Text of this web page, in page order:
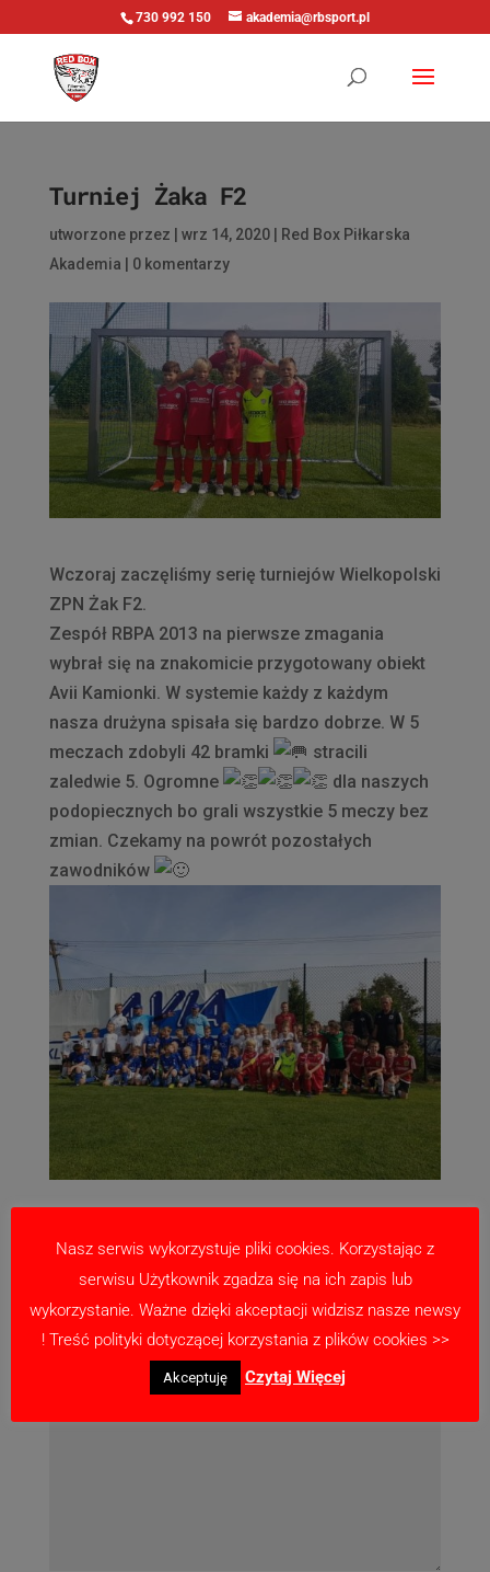
730 992 150 akademia@rbsport.pl
Turniej Żaka F2
utworzone przez wrz 14, 2020|
Red Box Piłkarska
Akademia
0 komentarzy
Wczoraj zaczęliśmy serię turniejów Wielkopolski
ZPN Żak F2.
Zespół RBPA 2013 na pierwsze zmagania
wybrał się na znakomicie przygotowany obiekt
Avii Kamionki. W systemie każdy z każdym
nasza drużyna spisała się bardzo dobrze. W 5
meczach zdobyli 42 bramki
stracili
zaledwie 5. Ogromne
dla naszych
podopiecznych bo grali wszystkie 5 meczy bez
zmian. Czekamy na powrót pozostałych
zawodników
Prześlij komentarz
Twój adres email nie zostanie opublikowany.
Wymagane pola są oznaczone
Nasz serwis wykorzystuje pliki cookies. Korzystając z
serwisu Użytkownik zgadza się na ich zapis lub
wykorzystanie. Ważne dzięki akceptacji widzisz nasze newsy
! Treść polityki dotyczącej korzystania z plików cookies >>
Akceptuję Czytaj Więcej